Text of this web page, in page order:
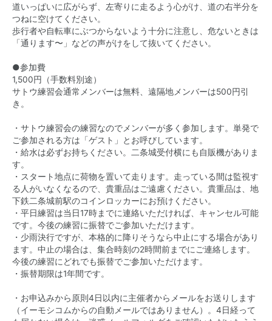
道いっぱいに広がらず、左寄りに走るよう心がけ、道の右半分を
つねに空けてください。
歩行者や自転車にぶつからないよう十分に注意し、危ないときは
「通ります〜」などの声がけをして抜いてください。
●参加費
1,500円（手数料別途）
サトウ練習会通常メンバーは無料、遠隔地メンバーは500円引
き。
・サトウ練習会の練習なのでメンバーが多く参加します。単発で
ご参加される方は「ゲスト」とお呼びしています。
・給水は必ずお持ちください。二条城受付横にも自販機がありま
す。
・スタート地点に荷物を置いて走ります。走っている間は監視す
る人がいなくなるので、貴重品はご遠慮ください。貴重品は、地
下鉄二条城前駅のコインロッカーにお預けください。
・平日練習は当日17時までに連絡いただければ、キャンセル可能
です。今後の練習に振替でご参加いただけます。
・少雨決行ですが、本格的に降りそうなら中止にする場合があり
ます。中止の場合は、集合時刻の2時間前までにご連絡します。
今後の練習にどれでも振替でご参加いただけます。
・振替期限は1年間です。
・お申込みから原則4日以内に主催者からメールをお送りします
（イーモシコムからの自動メールではありません）。4日経って